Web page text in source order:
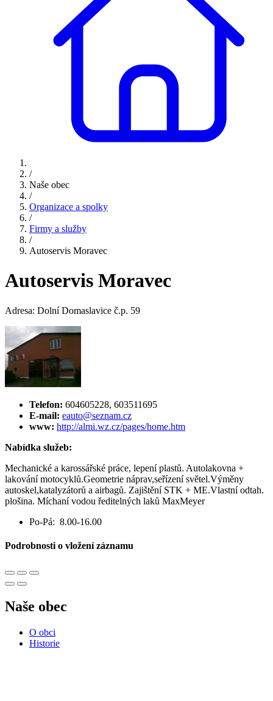
/
Naše obec
/
Organizace a spolky
/
Firmy a služby
/
Autoservis Moravec
Autoservis Moravec
Adresa: Dolní Domaslavice č.p. 59
Telefon: 604605228, 603511695
E-mail: eauto@seznam.cz
www: http://almi.wz.cz/pages/home.htm
Nabídka služeb:
Mechanické a karossářské práce, lepení plastů. Autolakovna +
lakování motocyklů.Geometrie náprav,seřízení světel.Výměny
autoskel,katalyzátorů a airbagů. Zajištění STK + ME.Vlastní odtah.
plošina. Míchaní vodou ředitelných laků MaxMeyer
Po-Pá: 8.00-16.00
Podrobnosti o vložení záznamu
Naše obec
O obci
Historie